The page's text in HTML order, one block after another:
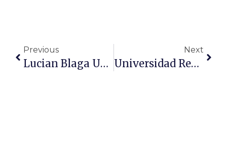
Previous
Lucian Blaga University Of Sibiu, Rumanía. (ADM-DOC-INV)
Next
Universidad Rey Juan Carlos